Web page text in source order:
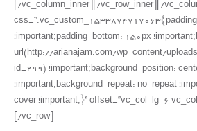
[/vc_column_inner][/vc_row_inner][/
!important;padding-bottom: 150px
url(http://arianajam.com/wp-content/
id=299) !important;background-position:
!important;background-repeat: no-repeat
cover !important;}” offset=”vc_col-lg-6
[/vc_row]